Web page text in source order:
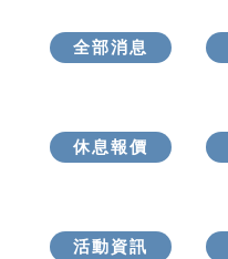
全部消息
休息報價
活動資訊